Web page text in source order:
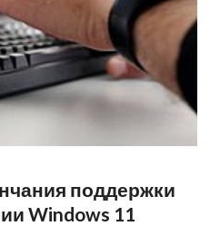
поддержки
Windows 11